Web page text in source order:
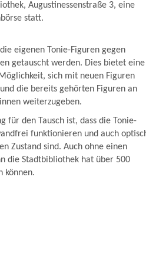
Augustinessenstraße 3, eine
statt.
eigenen Tonie-Figuren gegen
getauscht werden. Dies bietet eine
sich mit neuen Figuren
die bereits gehörten Figuren an
weiterzugeben.
für den Tausch ist, dass die Tonie-
funktionieren und auch
Zustand sind. Auch ohne einen
die Stadtbibliothek hat über 500
können.